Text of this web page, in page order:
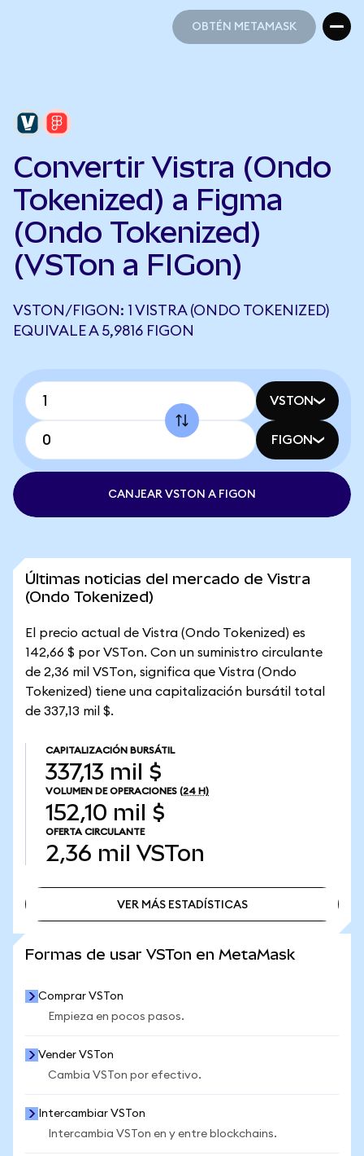
OBTÉN METAMASK
Convertir Vistra (Ondo
Tokenized) a Figma
(Ondo Tokenized)
(VSTon a FIGon)
VSTON/FIGON: 1 VISTRA (ONDO TOKENIZED)
EQUIVALE A 5,9816 FIGON
VSTON
FIGON
CANJEAR VSTON A FIGON
Últimas noticias del mercado de Vistra
(Ondo Tokenized)
El precio actual de Vistra (Ondo Tokenized) es
142,66 $ por VSTon. Con un suministro circulante
de 2,36 mil VSTon, significa que Vistra (Ondo
Tokenized) tiene una capitalización bursátil total
de 337,13 mil $.
CAPITALIZACIÓN BURSÁTIL
337,13 mil $
VOLUMEN DE OPERACIONES (24 H)
152,10 mil $
OFERTA CIRCULANTE
2,36 mil VSTon
VER MÁS ESTADÍSTICAS
Formas de usar VSTon en MetaMask
Comprar VSTon
Empieza en pocos pasos.
Vender VSTon
Cambia VSTon por efectivo.
Intercambiar VSTon
Intercambia VSTon en y entre blockchains.